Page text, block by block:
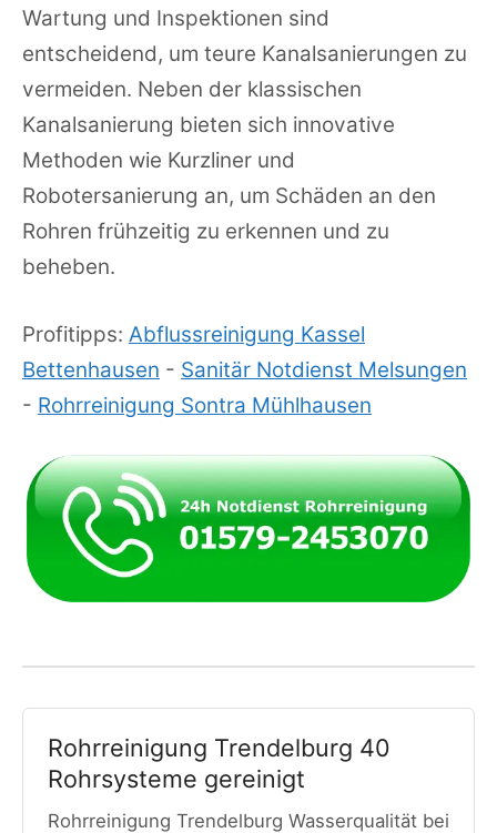
Wartung und Inspektionen sind
entscheidend, um teure Kanalsanierungen zu
vermeiden. Neben der klassischen
Kanalsanierung bieten sich innovative
Methoden wie Kurzliner und
Robotersanierung an, um Schäden an den
Rohren frühzeitig zu erkennen und zu
beheben.
Profitipps: Abflussreinigung Kassel
Bettenhausen - Sanitär Notdienst Melsungen
- Rohrreinigung Sontra Mühlhausen
Rohrreinigung Trendelburg 40
Rohrsysteme gereinigt
Rohrreinigung Trendelburg Wasserqualität bei